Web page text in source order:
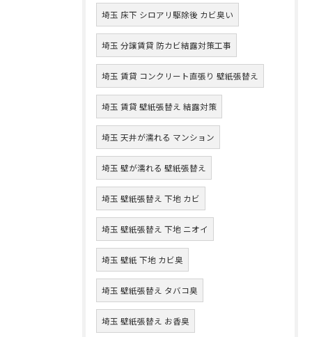
埼玉 床下 シロアリ駆除後 カビ臭い
埼玉 分譲賃貸 防カビ結露対策工事
埼玉 賃貸 コンクリート直張り 壁紙張替え
埼玉 賃貸 壁紙張替え 結露対策
埼玉 天井が濡れる マンション
埼玉 壁が濡れる 壁紙張替え
埼玉 壁紙張替え 下地 カビ
埼玉 壁紙張替え 下地 ニオイ
埼玉 壁紙 下地 カビ臭
埼玉 壁紙張替え タバコ臭
埼玉 壁紙張替え お香臭